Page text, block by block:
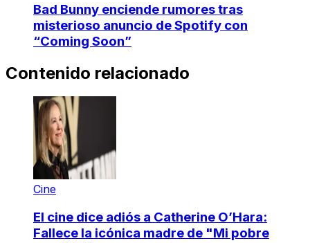
Bad Bunny enciende rumores tras
misterioso anuncio de Spotify con
“Coming Soon”
Contenido relacionado
Cine
El cine dice adiós a Catherine O’Hara:
Fallece la icónica madre de "Mi pobre